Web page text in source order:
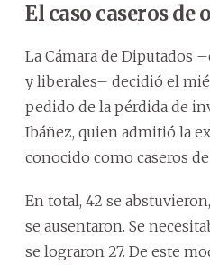
El caso caseros de
La Cámara de Diputados
y liberales– decidió el
pedido de la pérdida de
Ibáñez, quien admitió la
conocido como caseros
En total, 42 se
se ausentaron. Se
se lograron 27. De este